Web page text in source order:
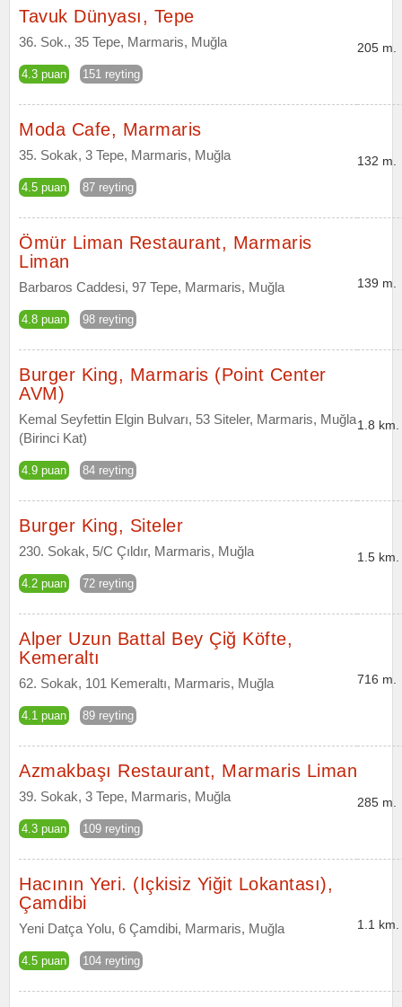
Tavuk Dünyası, Tepe
36. Sok., 35 Tepe, Marmaris, Muğla
4.3 puan 151 reyting
205 m.
Moda Cafe, Marmaris
35. Sokak, 3 Tepe, Marmaris, Muğla
4.5 puan 87 reyting
132 m.
Ömür Liman Restaurant, Marmaris
Liman
Barbaros Caddesi, 97 Tepe, Marmaris, Muğla
4.8 puan 98 reyting
139 m.
Burger King, Marmaris (Point Center
AVM)
Kemal Seyfettin Elgin Bulvarı, 53 Siteler, Marmaris, Muğla
(Birinci Kat)
4.9 puan 84 reyting
1.8 km.
Burger King, Siteler
230. Sokak, 5/C Çıldır, Marmaris, Muğla
4.2 puan 72 reyting
1.5 km.
Alper Uzun Battal Bey Çiğ Köfte,
Kemeraltı
62. Sokak, 101 Kemeraltı, Marmaris, Muğla
4.1 puan 89 reyting
716 m.
Azmakbaşı Restaurant, Marmaris Liman
39. Sokak, 3 Tepe, Marmaris, Muğla
4.3 puan 109 reyting
285 m.
Hacının Yeri. (Içkisiz Yiğit Lokantası),
Çamdibi
Yeni Datça Yolu, 6 Çamdibi, Marmaris, Muğla
4.5 puan 104 reyting
1.1 km.